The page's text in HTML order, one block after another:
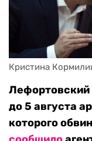
Кристина
Лефортовский
до 5 августа
которого